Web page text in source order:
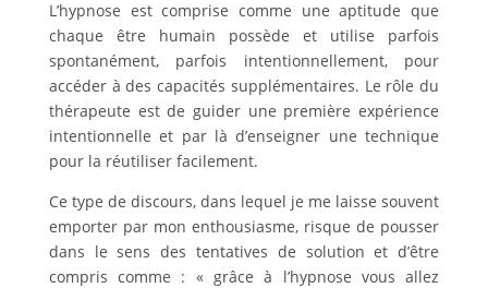
L’hypnose est comprise comme une aptitude que
chaque être humain possède et utilise parfois
spontanément, parfois intentionnellement, pour
accéder à des capacités supplémentaires. Le rôle du
thérapeute est de guider une première expérience
intentionnelle et par là d’enseigner une technique
pour la réutiliser facilement.
Ce type de discours, dans lequel je me laisse souvent
emporter par mon enthousiasme, risque de pousser
dans le sens des tentatives de solution et d’être
compris comme : « grâce à l’hypnose vous allez